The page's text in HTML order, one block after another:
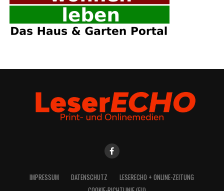
IMPRES­SUM DATEN­SCHUTZ
LESE­R­ECHO + ONLINE-ZEITUNG